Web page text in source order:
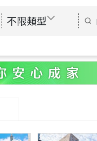
不限類型